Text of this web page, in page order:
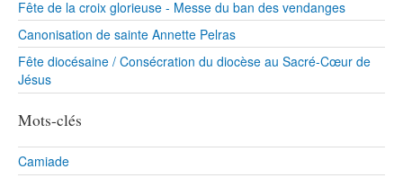
Fête de la croix glorieuse - Messe du ban des vendanges
Canonisation de sainte Annette Pelras
Fête diocésaine / Consécration du diocèse au Sacré-Cœur de
Jésus
Mots-clés
Camiade